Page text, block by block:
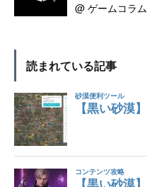
@ ゲームコラム
読まれている記事